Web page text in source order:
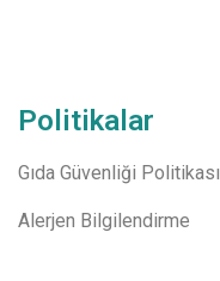
Politikalar
Gıda Güvenliği Politikası
Alerjen Bilgilendirme